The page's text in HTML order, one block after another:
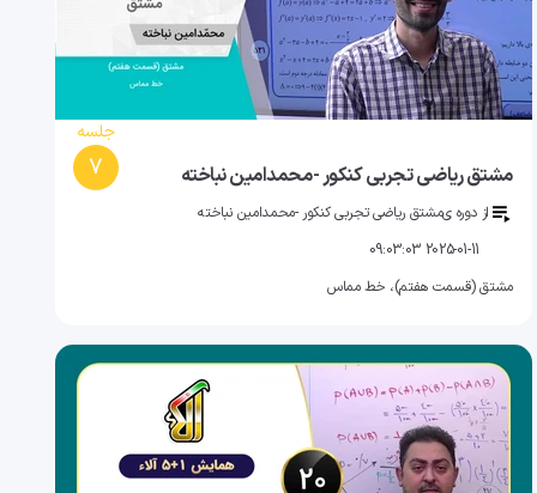
جلسه
7 مشتق ریاضی تجربی کنکور -محمدامین نباخته
از دوره یمشتق ریاضی تجربی کنکور -محمدامین نباخته
2025-01-11 09:03:03
مشتق (قسمت هفتم)، خط مماس